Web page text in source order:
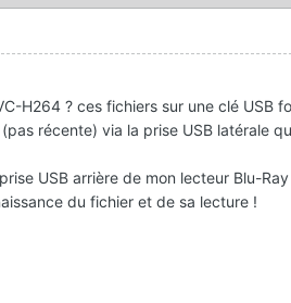
H264 ? ces fichiers sur une clé USB
récente) via la prise USB latérale
USB arrière de mon lecteur Blu-
du fichier et de sa lecture !